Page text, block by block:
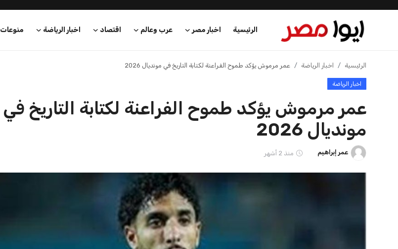
الرئيسية اخبار مصر عرب وعالم اقتصاد اخبار الرياضة منوعات
الرئيسية
اخبار مصر
عرب وعالم
اخبار الرياضة
الرئيسية اخبار الرياضة عمر مرموش يؤكد طموح الفراعنة لكتابة التاريخ في مونديال 2026
اخبار الرياضة
عمر مرموش يؤكد طموح الفراعنة لكتابة التاريخ في
مونديال 2026
عمر إبراهيم منذ 2 أشهر